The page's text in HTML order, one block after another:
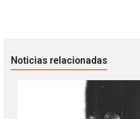
Noticias relacionadas